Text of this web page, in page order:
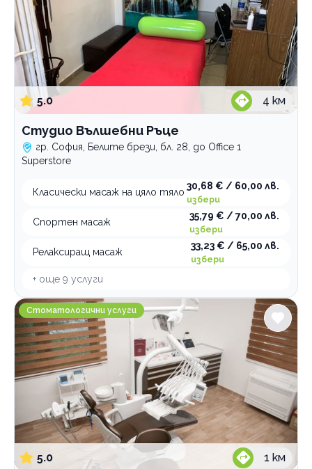
5.0 4 км
Студио Вълшебни Ръце
гр. София, Белите брези, бл. 28, до Office 1
Superstore
Класически масаж на цяло тяло
30,68 € / 60,00 лв.
избери
Спортен масаж
35,79 € / 70,00 лв.
избери
Релаксиращ масаж
33,23 € / 65,00 лв.
избери
+ още 9 услуги
Стоматологична клиника Доктор Валентин
Стоматологични услуги
5.0 1 км